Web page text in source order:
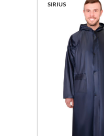
SIRIUS